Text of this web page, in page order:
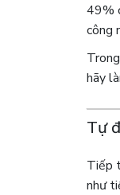
49%
công
hãy
Tự
Tiếp
như